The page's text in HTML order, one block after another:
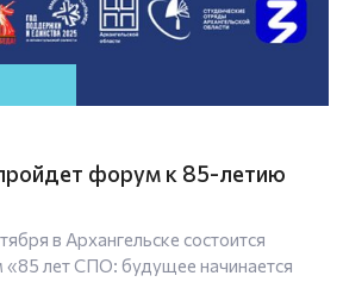
форум к 85-летию
в Архангельске состоится
лет СПО: будущее начинается